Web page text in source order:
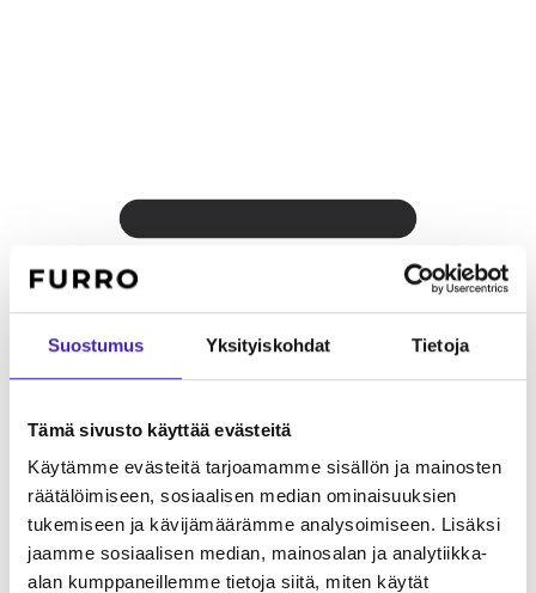
Suostumus Yksityiskohdat Tietoja
Tämä sivusto käyttää evästeitä
Käytämme evästeitä tarjoamamme sisällön ja mainosten
räätälöimiseen, sosiaalisen median ominaisuuksien
tukemiseen ja kävijämäärämme analysoimiseen. Lisäksi
jaamme sosiaalisen median, mainosalan ja analytiikka-
alan kumppaneillemme tietoja siitä, miten käytät
KerrostaloonMahdollista, jos liikuntaa on riittävästi. Koko (25 -
36 kg) ja energiataso kannattaa huomioida.